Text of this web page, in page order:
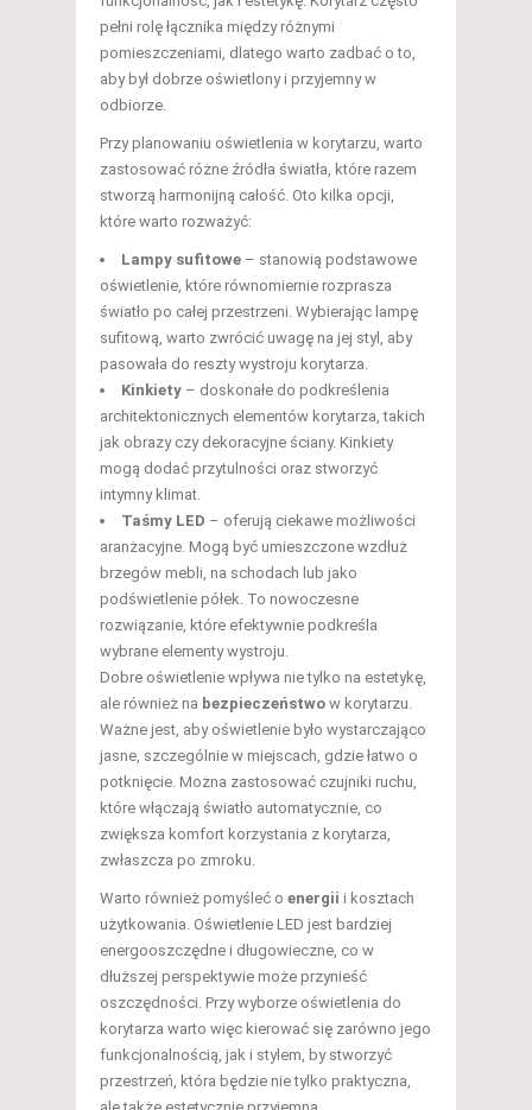
pełni rolę łącznika między różnymi
pomieszczeniami, dlatego warto zadbać o to,
aby był dobrze oświetlony i przyjemny w
odbiorze.
Przy planowaniu oświetlenia w korytarzu, warto
zastosować różne źródła światła, które razem
stworzą harmonijną całość. Oto kilka opcji,
które warto rozważyć:
Lampy sufitowe – stanowią podstawowe
oświetlenie, które równomiernie rozprasza
światło po całej przestrzeni. Wybierając lampę
sufitową, warto zwrócić uwagę na jej styl, aby
pasowała do reszty wystroju korytarza.
Kinkiety – doskonałe do podkreślenia
architektonicznych elementów korytarza, takich
jak obrazy czy dekoracyjne ściany. Kinkiety
mogą dodać przytulności oraz stworzyć
intymny klimat.
Taśmy LED – oferują ciekawe możliwości
aranżacyjne. Mogą być umieszczone wzdłuż
brzegów mebli, na schodach lub jako
podświetlenie półek. To nowoczesne
rozwiązanie, które efektywnie podkreśla
wybrane elementy wystroju.
Dobre oświetlenie wpływa nie tylko na estetykę,
ale również na bezpieczeństwo w korytarzu.
Ważne jest, aby oświetlenie było wystarczająco
jasne, szczególnie w miejscach, gdzie łatwo o
potknięcie. Można zastosować czujniki ruchu,
które włączają światło automatycznie, co
zwiększa komfort korzystania z korytarza,
zwłaszcza po zmroku.
Warto również pomyśleć o energii i kosztach
użytkowania. Oświetlenie LED jest bardziej
energooszczędne i długowieczne, co w
dłuższej perspektywie może przynieść
oszczędności. Przy wyborze oświetlenia do
korytarza warto więc kierować się zarówno jego
funkcjonalnością, jak i stylem, by stworzyć
przestrzeń, która będzie nie tylko praktyczna,